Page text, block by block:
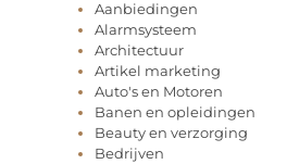
Aanbiedingen
Alarmsysteem
Architectuur
Artikel marketing
Auto's en Motoren
Banen en opleidingen
Beauty en verzorging
Bedrijven